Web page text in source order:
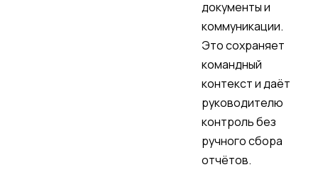
документы и
коммуникации.
Это сохраняет
командный
контекст и даёт
руководителю
контроль без
ручного сбора
отчётов.